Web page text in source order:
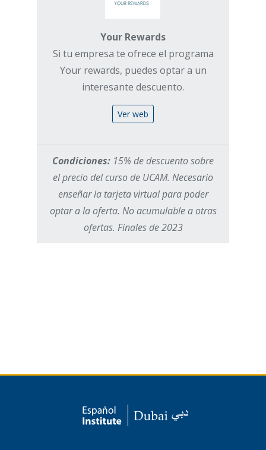
Your Rewards
Si tu empresa te ofrece el programa
Your rewards, puedes optar a un
interesante descuento.
Ver web
Condiciones: 15% de descuento sobre
el precio del curso de UCAM. Necesario
enseñar la tarjeta virtual para poder
optar a la oferta. No acumulable a otras
ofertas. Finales de 2023